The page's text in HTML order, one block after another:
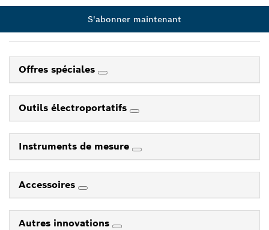
S'abonner maintenant
Offres spéciales
Outils électroportatifs
Instruments de mesure
Accessoires
Autres innovations